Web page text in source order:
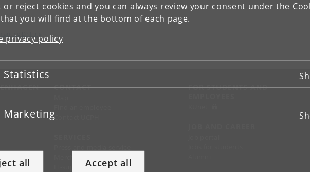
or reject cookies and you can always review your consent under the
that you will find at the bottom of each page.
privacy policy
Accept or reject
Statistics
Accept or reject
Marketing
all Accept all
Ice Drilling
CONTACT
Map
Contact UCPH
IT-support
FOR STUDENTS AND
JOB AND CAREER